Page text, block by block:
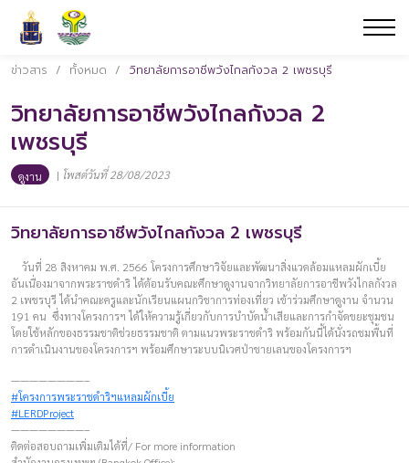
ข่าวสาร / ทั้งหมด / วิทยาลัยการอาชีพวังไกลกังวล 2 เพชรบุรี
วิทยาลัยการอาชีพวังไกลกังวล 2
เพชรบุรี
ดูงาน | โพสต์วันที่ 28/08/2023
วิทยาลัยการอาชีพวังไกลกังวล 2 เพชรบุรี
วันที่ 28 สิงหาคม พ.ศ. 2566 โครงการศึกษาวิจัยและพัฒนาสิ่งแวดล้อมแหลมผักเบี้ย
อันเนื่องมาจากพระราชดำริ ได้ต้อนรับคณะศึกษาดูงานจากวิทยาลัยการอาชีพวังไกลกังวล
2 เพชรบุรี ได้นำคณะครูและนักเรียนแผนกวิชาการท่องเที่ยว เข้าร่วมศึกษาดูงาน จำนวน
191 คน ซึ่งทางโครงการฯ ได้ให้ความรู้เกี่ยวกับการบำบัดน้ำเสียและการกำจัดขยะชุมชน
โดยใช้หลักของธรรมชาติช่วยธรรมชาติ ตามแนวพระราชดำริ พร้อมกันนี้ได้นั่งรถชมพื้นที่
การดำเนินงานของโครงการฯ พร้อมศึกษาระบบนิเวศป่าชายเลนของโครงการฯ
————————–
#โครงการพระราชดำริฯแหลมผักเบี้ย
#LERDProject
————————–
ติดต่อสอบถามเพิ่มเติมได้ที่/ For more information